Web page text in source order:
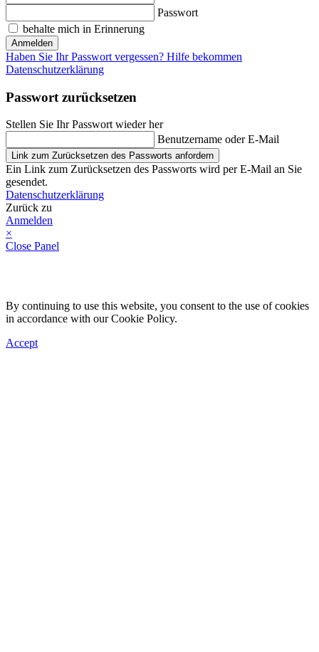
Passwort
behalte mich in Erinnerung
Anmelden
Haben Sie Ihr Passwort vergessen? Hilfe bekommen
Datenschutzerklärung
Passwort zurücksetzen
Stellen Sie Ihr Passwort wieder her
Benutzername oder E-Mail
Link zum Zurücksetzen des Passworts anfordern
Ein Link zum Zurücksetzen des Passworts wird per E-Mail an Sie
gesendet.
Datenschutzerklärung
Zurück zu
Anmelden
×
Close Panel
By continuing to use this website, you consent to the use of cookies
in accordance with our Cookie Policy.
Accept